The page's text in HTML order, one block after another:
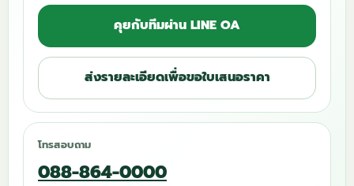
คุยกับทีมผ่าน LINE OA
ส่งรายละเอียดเพื่อขอใบเสนอราคา
โทรสอบถาม
088-864-0000